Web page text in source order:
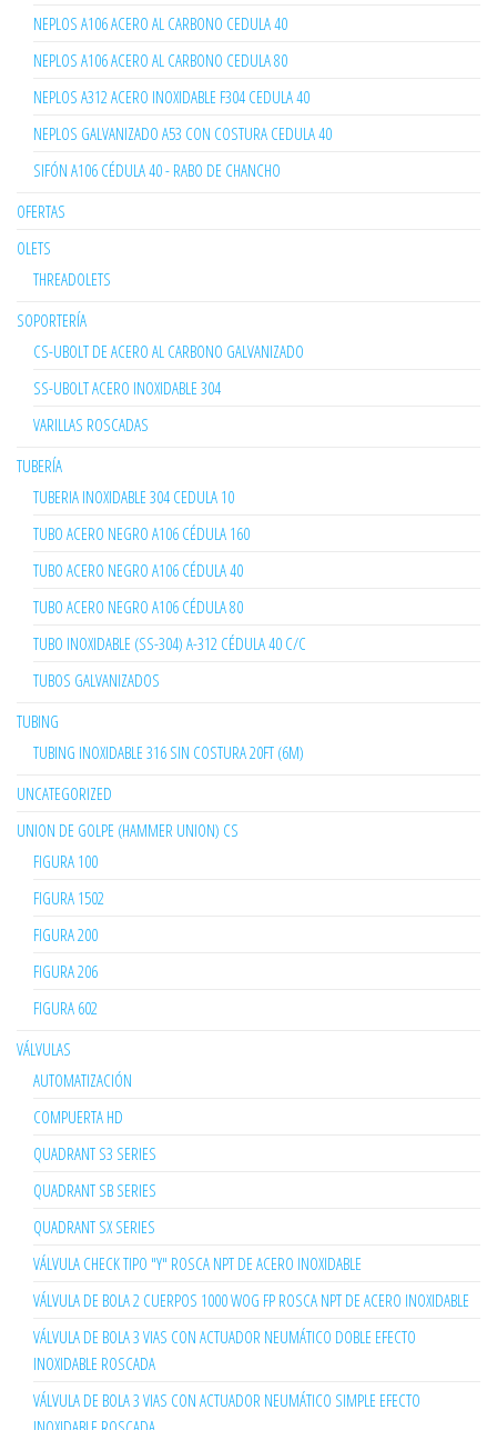
NEPLOS A106 ACERO AL CARBONO CEDULA 40
NEPLOS A106 ACERO AL CARBONO CEDULA 80
NEPLOS A312 ACERO INOXIDABLE F304 CEDULA 40
NEPLOS GALVANIZADO A53 CON COSTURA CEDULA 40
SIFÓN A106 CÉDULA 40 - RABO DE CHANCHO
OFERTAS
OLETS
THREADOLETS
SOPORTERÍA
CS-UBOLT DE ACERO AL CARBONO GALVANIZADO
SS-UBOLT ACERO INOXIDABLE 304
VARILLAS ROSCADAS
TUBERÍA
TUBERIA INOXIDABLE 304 CEDULA 10
TUBO ACERO NEGRO A106 CÉDULA 160
TUBO ACERO NEGRO A106 CÉDULA 40
TUBO ACERO NEGRO A106 CÉDULA 80
TUBO INOXIDABLE (SS-304) A-312 CÉDULA 40 C/C
TUBOS GALVANIZADOS
TUBING
TUBING INOXIDABLE 316 SIN COSTURA 20FT (6M)
UNCATEGORIZED
UNION DE GOLPE (HAMMER UNION) CS
FIGURA 100
FIGURA 1502
FIGURA 200
FIGURA 206
FIGURA 602
VÁLVULAS
AUTOMATIZACIÓN
COMPUERTA HD
QUADRANT S3 SERIES
QUADRANT SB SERIES
QUADRANT SX SERIES
VÁLVULA CHECK TIPO "Y" ROSCA NPT DE ACERO INOXIDABLE
VÁLVULA DE BOLA 2 CUERPOS 1000 WOG FP ROSCA NPT DE ACERO INOXIDABLE
VÁLVULA DE BOLA 3 VIAS CON ACTUADOR NEUMÁTICO DOBLE EFECTO
INOXIDABLE ROSCADA
VÁLVULA DE BOLA 3 VIAS CON ACTUADOR NEUMÁTICO SIMPLE EFECTO